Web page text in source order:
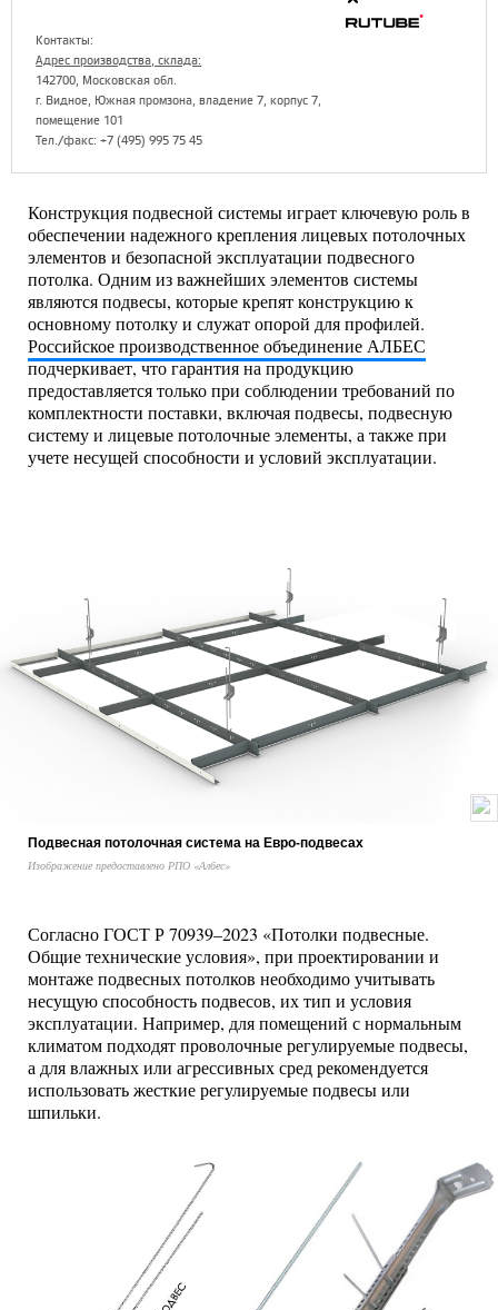
Контакты:
Адрес производства, склада:
142700, Московская обл.
г. Видное, Южная промзона, владение 7, корпус 7,
помещение 101
Тел./факс: +7 (495) 995 75 45
Конструкция подвесной системы играет ключевую роль в
обеспечении надежного крепления лицевых потолочных
элементов и безопасной эксплуатации подвесного
потолка. Одним из важнейших элементов системы
являются подвесы, которые крепят конструкцию к
основному потолку и служат опорой для профилей.
Российское производственное объединение АЛБЕС
подчеркивает, что гарантия на продукцию
предоставляется только при соблюдении требований по
комплектности поставки, включая подвесы, подвесную
систему и лицевые потолочные элементы, а также при
учете несущей способности и условий эксплуатации.
Подвесная потолочная система на Евро-подвесах
Изображение предоставлено РПО «Албес»
Согласно ГОСТ Р 70939–2023 «Потолки подвесные.
Общие технические условия», при проектировании и
монтаже подвесных потолков необходимо учитывать
несущую способность подвесов, их тип и условия
эксплуатации. Например, для помещений с нормальным
климатом подходят проволочные регулируемые подвесы,
а для влажных или агрессивных сред рекомендуется
использовать жесткие регулируемые подвесы или
шпильки.